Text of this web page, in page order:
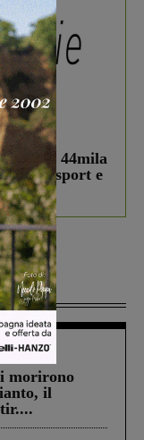
oltre 44mila
per lo sport e
morirono
il